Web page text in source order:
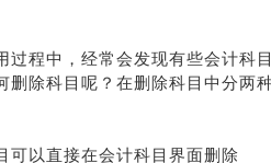
过程中，经常会发现有些会计科
删除科目呢？在删除科目中分两
可以直接在会计科目界面删除